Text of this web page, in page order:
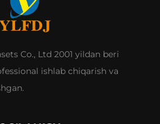
Co., Ltd 2001 yildan beri
ishlab chiqarish va